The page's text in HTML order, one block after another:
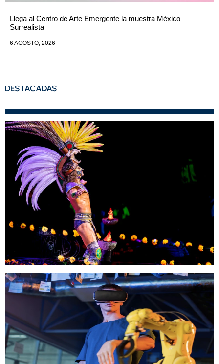
Llega al Centro de Arte Emergente la muestra México
Surrealista
6 AGOSTO, 2026
DESTACADAS